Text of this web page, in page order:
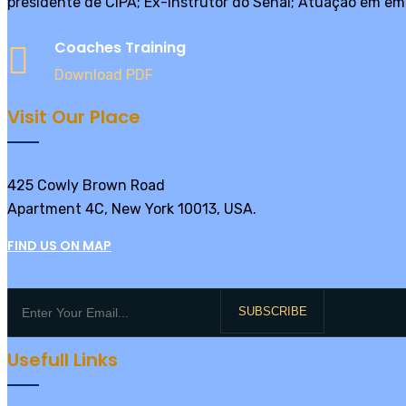
Coaches Training
Download PDF
Visit Our Place
425 Cowly Brown Road
Apartment 4C, New York 10013, USA.
FIND US ON MAP
SUBSCRIBE
Usefull Links